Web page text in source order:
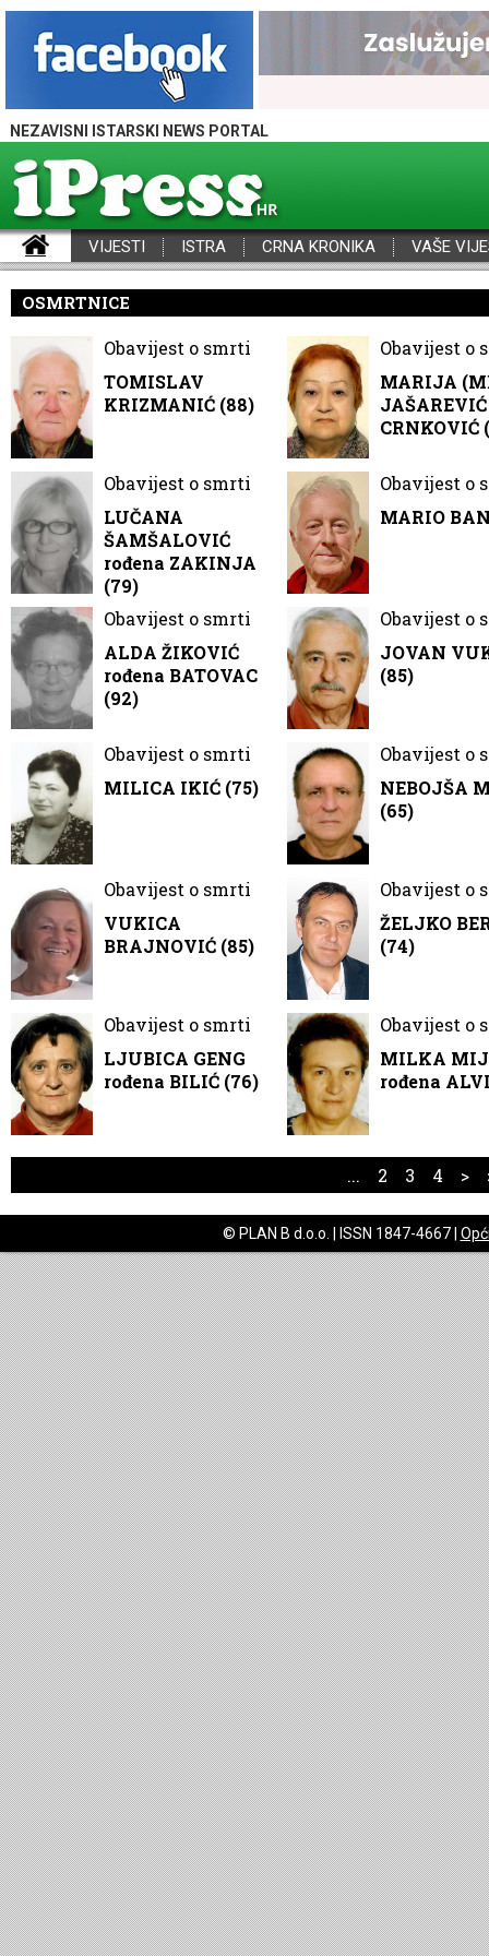
NEZAVISNI ISTARSKI NEWS PORTAL
VIJESTI ISTRA CRNA KRONIKA VAŠE
OSMRTNICE
Obavijest o smrti
TOMISLAV
KRIZMANIĆ (88)
Obavijest o
MARIJA
CRNKOVIĆ
Obavijest o smrti
LUČANA
ŠAMŠALOVIĆ
rođena ZAKINJA
(79)
Obavijest o
MARIO
Obavijest o smrti
ALDA ŽIKOVIĆ
rođena BATOVAC
(92)
Obavijest o
JOVAN
(85)
Obavijest o smrti
MILICA IKIĆ (75)
Obavijest o
NEBOJŠA
(65)
Obavijest o smrti
VUKICA
BRAJNOVIĆ (85)
Obavijest o
ŽELJKO
(74)
Obavijest o smrti
LJUBICA GENG
rođena BILIĆ (76)
Obavijest o
MILKA
rođena
... 2 3 4 >
© PLAN B d.o.o. | ISSN 1847-4667 |